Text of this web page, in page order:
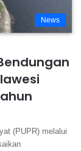
News
(PUPR) melalui